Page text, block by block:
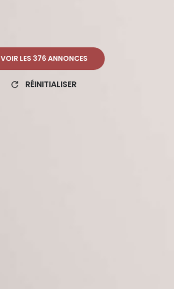
VOIR LES 376ANNONCES
RÉINITIALISER